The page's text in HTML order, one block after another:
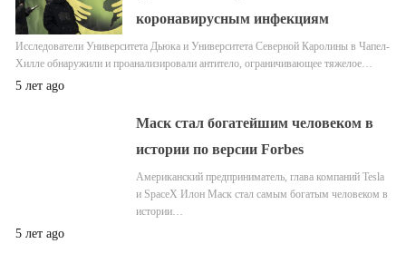
коронавирусным инфекциям
Исследователи Университета Дьюка и Университета Северной Каролины в Чапел-
Хилле обнаружили и проанализировали антитело, ограничивающее тяжелое…
5 лет ago
Маск стал богатейшим человеком в
истории по версии Forbes
Американский предприниматель, глава компаний Tesla
и SpaceX Илон Маск стал самым богатым человеком в
истории…
5 лет ago